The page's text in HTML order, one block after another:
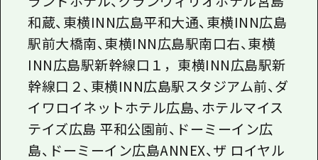
和蔵、東横INN広島平和大通、東横INN広島
駅前大橋南、東横INN広島駅南口右、東横
INN広島駅新幹線口１，東横INN広島駅新
幹線口２、東横INN広島駅スタジアム前、ダ
イワロイネットホテル広島、ホテルマイス
テイズ広島 平和公園前、ドーミーイン広
島、ドーミーイン広島ANNEX、ザ ロイヤル